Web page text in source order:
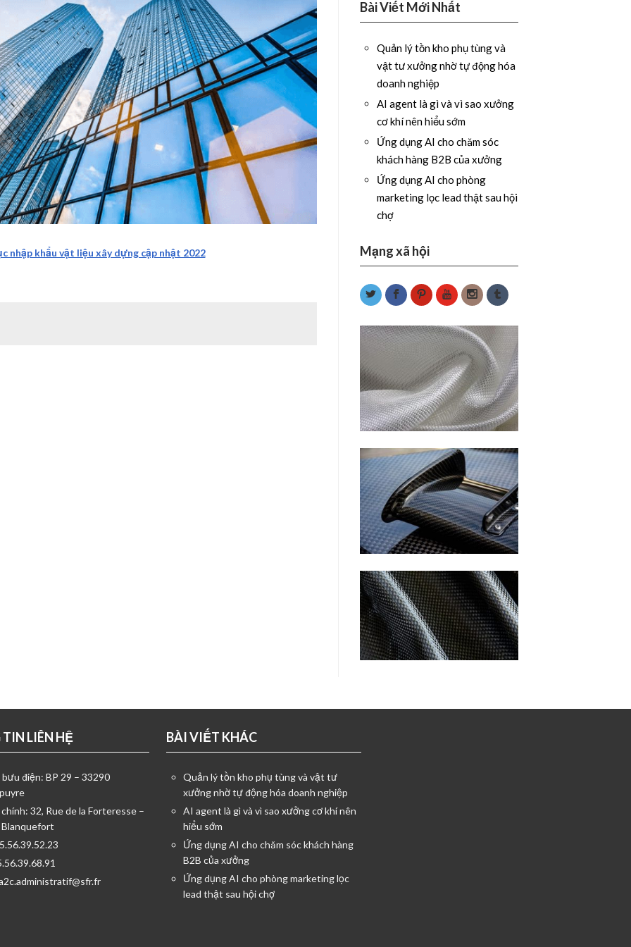
nhập khẩu vật liệu xây dựng cập nhật 2022
Bài Viết Mới Nhất
Quản lý tồn kho phụ tùng và
vật tư xưởng nhờ tự động hóa
doanh nghiệp
AI agent là gì và vì sao xưởng
cơ khí nên hiểu sớm
Ứng dụng AI cho chăm sóc
khách hàng B2B của xưởng
Ứng dụng AI cho phòng
marketing lọc lead thật sau hội
chợ
Mạng xã hội
LIÊN HỆ
điện: BP 29 – 33290
32, Rue de la Forteresse –
BÀI VIẾT KHÁC
Quản lý tồn kho phụ tùng và vật tư
xưởng nhờ tự động hóa doanh nghiệp
AI agent là gì và vì sao xưởng cơ khí nên
hiểu sớm
Ứng dụng AI cho chăm sóc khách hàng
B2B của xưởng
Ứng dụng AI cho phòng marketing lọc
lead thật sau hội chợ